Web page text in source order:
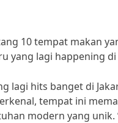
10 tempat makan
yang lagi happening di
hits banget di
tempat ini
modern yang unik.